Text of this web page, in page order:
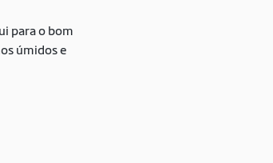
para o bom
úmidos e